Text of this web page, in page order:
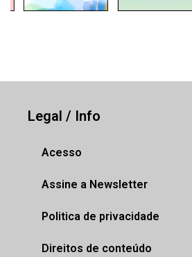
Legal / Info
Acesso
Assine a Newsletter
Politica de privacidade
Direitos de conteúdo